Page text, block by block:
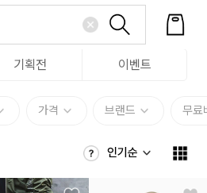
기획전 이벤트
가격 브랜드 무료
인기순